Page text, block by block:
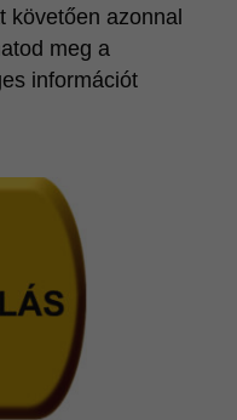
követően azonnal
meg a
információt